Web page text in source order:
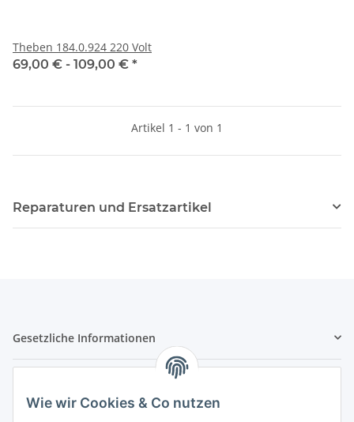
Wie wir Cookies & Co nutzen
Theben 184.0.924 220 Volt
69,00 € - 109,00 € *
Artikel 1 - 1 von 1
Reparaturen und Ersatzartikel
Gesetzliche Informationen